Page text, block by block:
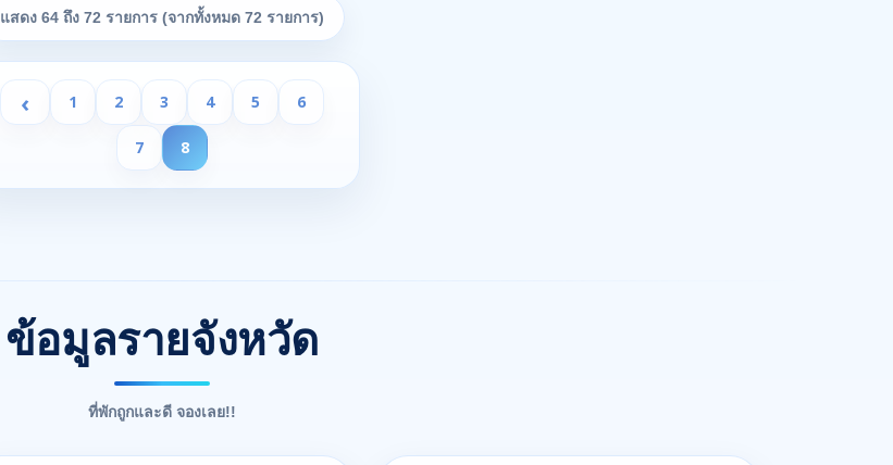
แสดง 64 ถึง 72 รายการ (จากทั้งหมด 72 รายการ)
‹ 1 2 3 4 5 6
7 8
ข้อมูลรายจังหวัด
ที่พักถูกและดี จองเลย!!